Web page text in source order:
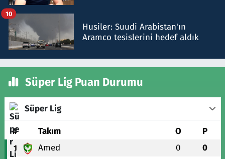
Husiler: Suudi Arabistan'ın
Aramco tesislerini hedef aldık
10
Süper Lig Puan Durumu
Süper Lig
# Takım O P
1 Amed 0 0